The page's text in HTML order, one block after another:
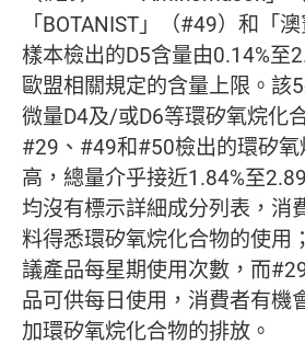
「BOTANIST」（#49）和「
樣本檢出的D5含量由0.14%至
歐盟相關規定的含量上限。該
微量D4及/或D6等環矽氧烷化
#29、#49和#50檢出的環矽
高，總量介乎接近1.84%至
均沒有標示詳細成分列表，消
料得悉環矽氧烷化合物的使用
議產品每星期使用次數，而
品可供每日使用，消費者有機
加環矽氧烷化合物的排放。